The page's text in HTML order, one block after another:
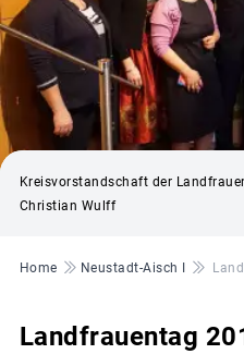
Kreisvorstandschaft der
Christian Wulff
Pfadnavigation
Home Neustadt-Aisch I
Landfrauentag